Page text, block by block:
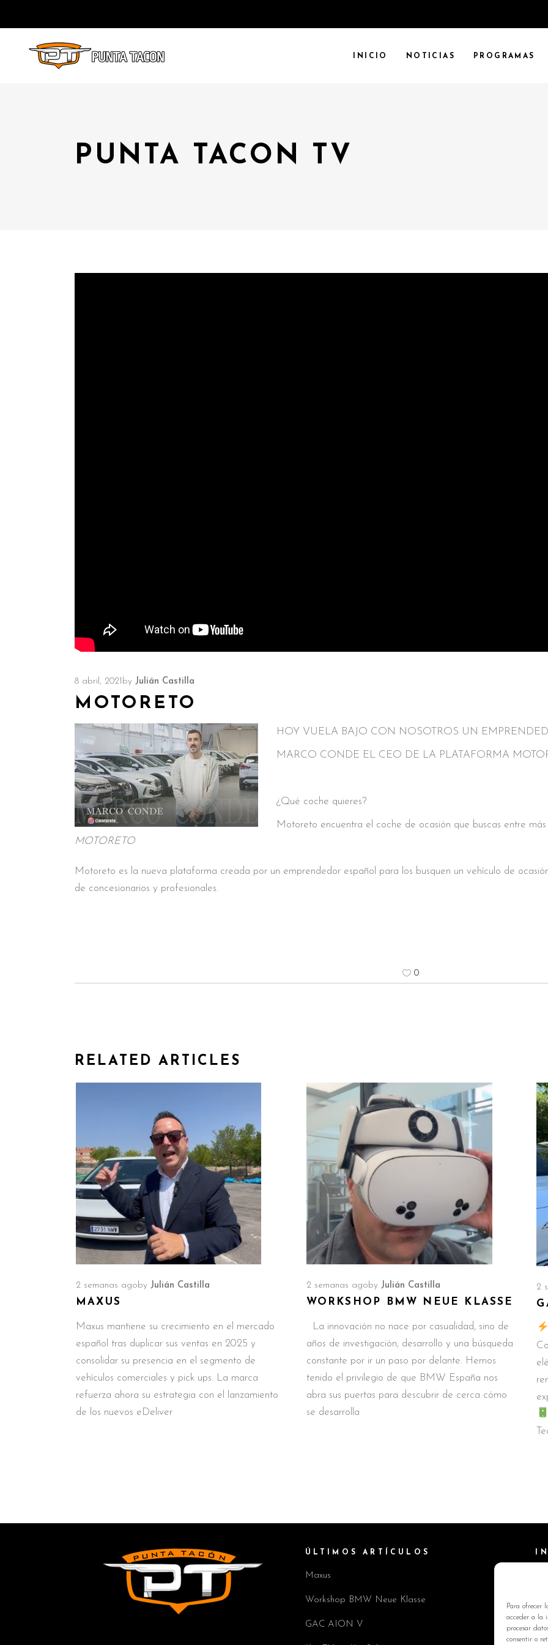
Para ofrecer
acceder a la
procesar
consentir o
INICIO NOTICIAS PROGRAMAS
PUNTA TACON TV
8 abril, 2021 by Julián Castilla
MOTORETO
MOTORETO
HOY VUELA BAJO CON NOSOTROS UN
MARCO CONDE EL CEO DE LA PLATAFORMA
¿Qué coche quieres?
Motoreto encuentra el coche de ocasión que buscas entre más
Motoreto es la nueva plataforma creada por un emprendedor español para los busquen un vehículo de
de concesionarios y profesionales.
0
RELATED ARTICLES
2 semanas ago by Julián Castilla
MAXUS
Maxus mantiene su crecimiento en el mercado
español tras duplicar sus ventas en 2025 y
consolidar su presencia en el segmento de
vehículos comerciales y pick ups. La marca
refuerza ahora su estrategia con el lanzamiento
de los nuevos eDeliver
2 semanas ago by Julián Castilla
WORKSHOP BMW NEUE KLASSE
La innovación no nace por casualidad, sino de
años de investigación, desarrollo y una búsqueda
constante por ir un paso por delante. Hemos
tenido el privilegio de que BMW España nos
abra sus puertas para descubrir de cerca cómo
se desarrolla
2
ÚLTIMOS ARTÍCULOS
Maxus
Workshop BMW Neue Klasse
GAC AION V